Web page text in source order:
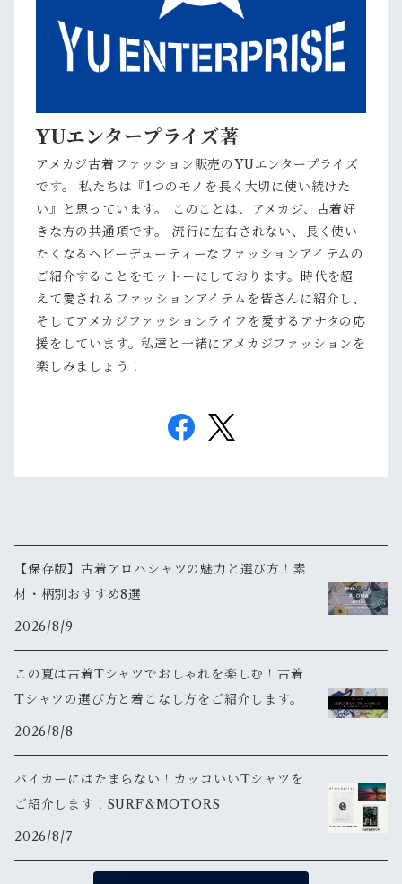
YUエンタープライズ著
アメカジ古着ファッション販売のYUエンタープライズ
です。 私たちは『1つのモノを長く大切に使い続けた
い』と思っています。 このことは、アメカジ、古着好
きな方の共通項です。 流行に左右されない、長く使い
たくなるヘビーデューティーなファッションアイテムの
ご紹介することをモットーにしております。時代を超
えて愛されるファッションアイテムを皆さんに紹介し、
そしてアメカジファッションライフを愛するアナタの応
援をしています。私達と一緒にアメカジファッションを
楽しみましょう！
【保存版】古着アロハシャツの魅力と選び方！素
材・柄別おすすめ8選
2026/8/9
この夏は古着Tシャツでおしゃれを楽しむ！古着
Tシャツの選び方と着こなし方をご紹介します。
2026/8/8
バイカーにはたまらない！カッコいいTシャツを
ご紹介します！SURF&MOTORS
2026/8/7